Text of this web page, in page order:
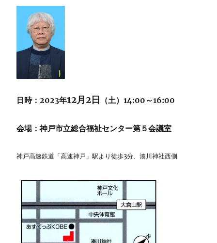
日時：2023年12月2日 （土）14:00～16:00
会場：神戸市立総合福祉センター第５会議室
神戸高速鉄道「高速神戸」駅より徒歩3分、湊川神社西側